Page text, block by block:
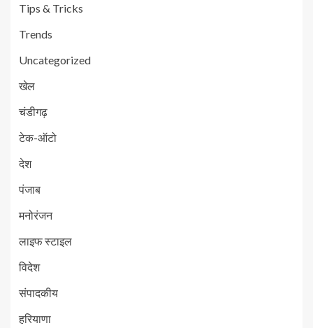
Tips & Tricks
Trends
Uncategorized
खेल
चंडीगढ़
टेक-ऑटो
देश
पंजाब
मनोरंजन
लाइफ स्टाइल
विदेश
संपादकीय
हरियाणा